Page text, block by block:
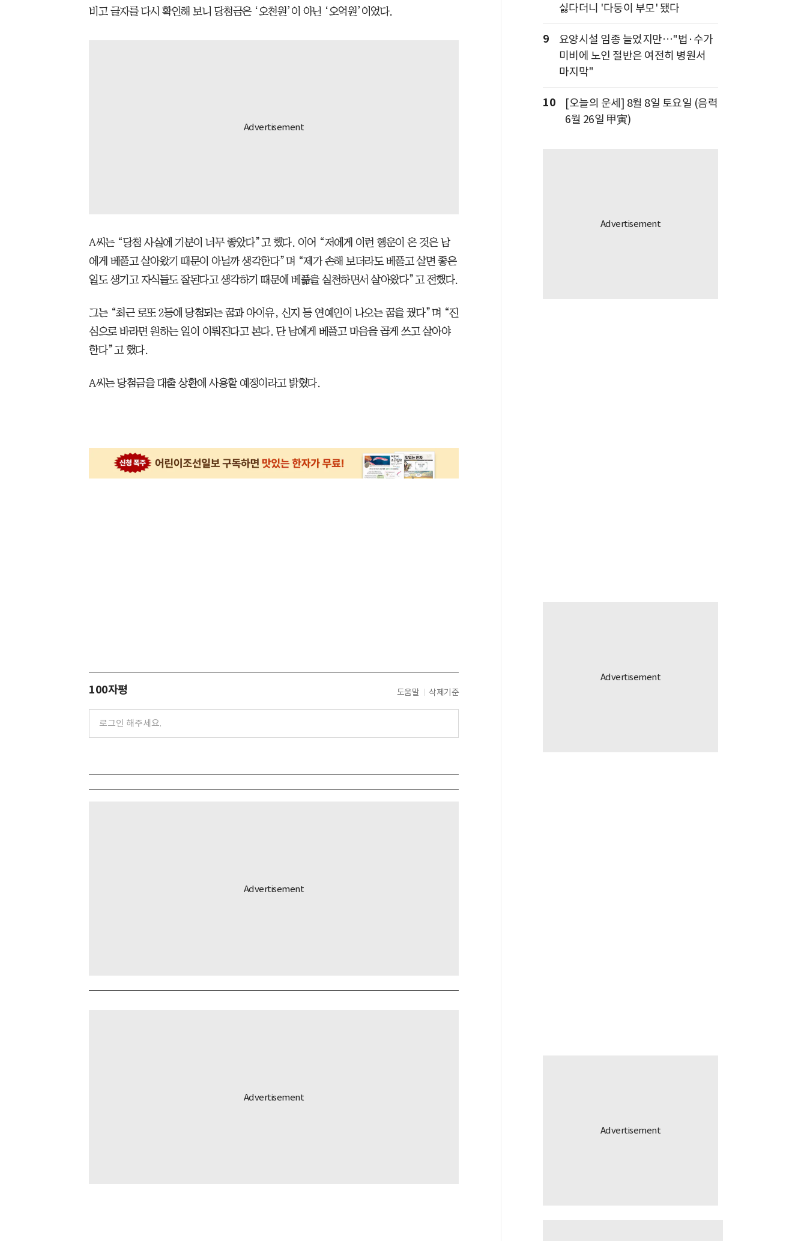
비고 글자를 다시 확인해 보니 당첨금은 ‘오천원’이 아닌 ‘오억원’이었다.
A씨는 “당첨 사실에 기분이 너무 좋았다”고 했다. 이어 “저에게 이런 행운이 온 것은 남
에게 베풀고 살아왔기 때문이 아닐까 생각한다”며 “제가 손해 보더라도 베풀고 살면 좋은
일도 생기고 자식들도 잘된다고 생각하기 때문에 베풂을 실천하면서 살아왔다”고 전했다.
그는 “최근 로또 2등에 당첨되는 꿈과 아이유, 신지 등 연예인이 나오는 꿈을 꿨다”며 “진
심으로 바라면 원하는 일이 이뤄진다고 본다. 단 남에게 베풀고 마음을 곱게 쓰고 살아야
한다”고 했다.
A씨는 당첨금을 대출 상환에 사용할 예정이라고 밝혔다.
100자평 도움말 삭제기준
싫다더니 '다둥이 부모' 됐다
9
요양시설 임종 늘었지만…"법·수가
미비에 노인 절반은 여전히 병원서
마지막"
10
[오늘의 운세] 8월 8일 토요일 (음력
6월 26일 甲寅)